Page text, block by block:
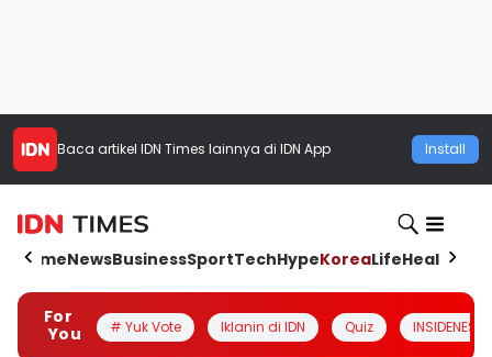
Baca artikel IDN Times lainnya di IDN App Install
HomeNewsBusinessSportTechHypeKoreaLifeHealth
For
You
# Yuk Vote Iklanin di IDN Quiz INSIDENESIA